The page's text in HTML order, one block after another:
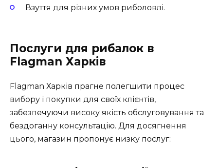
Взуття для різних умов риболовлі.
Послуги для рибалок в
Flagman Харків
Flagman Харків прагне полегшити процес
вибору і покупки для своїх клієнтів,
забезпечуючи високу якість обслуговування та
бездоганну консультацію. Для досягнення
цього, магазин пропонує низку послуг: